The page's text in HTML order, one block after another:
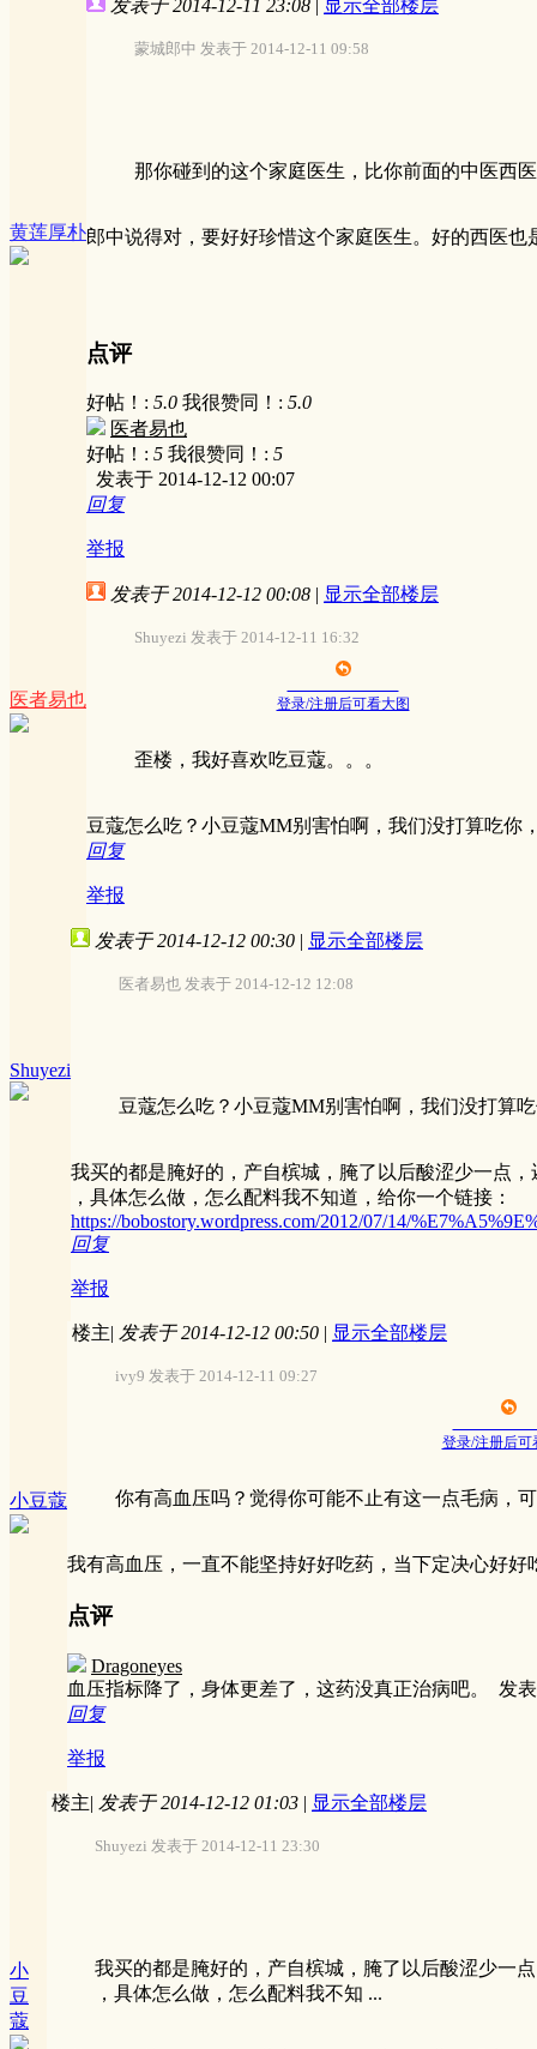
黄莲厚朴
发表于 2014-12-11 23:08 显示全部楼层
蒙城郎中 发表于 2014-12-11 09:58
那你碰到的这个家庭医生，比你前面的中医西
郎中说得对，要好好珍惜这个家庭医生。好的西医
点评
好帖！: 5.0 我很赞同！: 5.0
医者易也
好帖！: 5 我很赞同！: 5
发表于 2014-12-12 00:07
回复
举报
医者易也
发表于 2014-12-12 00:08 | 显示全部楼层
Shuyezi 发表于 2014-12-11 16:32
登录/注册后可看大图
歪楼，我好喜欢吃豆蔻。。。
豆蔻怎么吃？小豆蔻MM别害怕啊，我们没打算吃你
回复
举报
Shuyezi
发表于 2014-12-12 00:30 | 显示全部楼层
医者易也 发表于 2014-12-12 12:08
豆蔻怎么吃？小豆蔻MM别害怕啊，我们没打算
我买的都是腌好的，产自槟城，腌了以后酸涩少一点
，具体怎么做，怎么配料我不知道，给你一个链接：
https://bobostory.wordpress.com/2012/07/14/
回复
举报
小豆蔻
楼主| 发表于 2014-12-12 00:50 | 显示全部楼层
ivy9 发表于 2014-12-11 09:27
登录/注册后可
你有高血压吗？觉得你可能不止有这一点毛病，
我有高血压，一直不能坚持好好吃药，当下定决心好
点评
Dragoneyes
血压指标降了，身体更差了，这药没真正治病吧。 发
回复
举报
小
豆
蔻
楼主| 发表于 2014-12-12 01:03 | 显示全部楼层
Shuyezi 发表于 2014-12-11 23:30
我买的都是腌好的，产自槟城，腌了以后酸涩少一
，具体怎么做，怎么配料我不知 ...